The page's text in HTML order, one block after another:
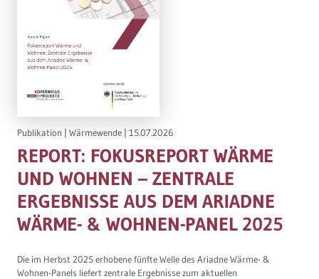
Publikation | Wärmewende | 15.07.2026
REPORT: FOKUSREPORT WÄRME
UND WOHNEN – ZENTRALE
ERGEBNISSE AUS DEM ARIADNE
WÄRME- & WOHNEN-PANEL 2025
Die im Herbst 2025 erhobene fünfte Welle des Ariadne Wärme- &
Wohnen-Panels liefert zentrale Ergebnisse zum aktuellen